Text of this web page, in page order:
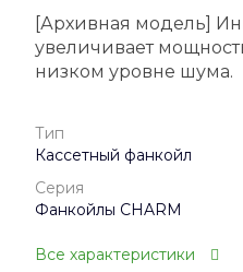
[Архивная модель]
увеличивает
низком уровне шума.
Тип
Кассетный фанкойл
Серия
Фанкойлы CHARM
Все характеристики